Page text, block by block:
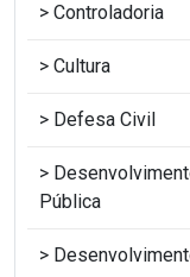
Controladoria
Cultura
Defesa Civil
Pública